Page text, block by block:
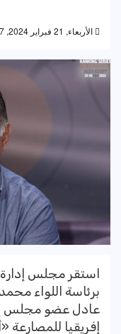
الأربعاء, 21 فبراير 2024, 12:17 م
استقر مجلس إدارة
برئاسة اللواء
عادل عضو مجلس
إفريقيا للمصارعة